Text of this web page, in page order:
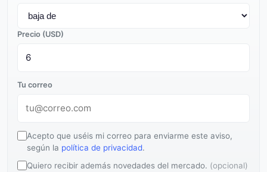
Precio (USD)
Tu correo
Acepto que uséis mi correo para enviarme este aviso,
según la política de privacidad.
Quiero recibir además novedades del mercado. (opcional)